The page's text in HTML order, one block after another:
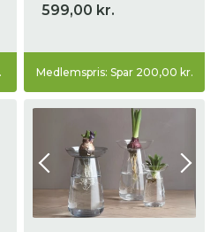
599,00 kr.
Medlemspris: Spar 200,00 kr.